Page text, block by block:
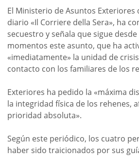
El Ministerio de Asuntos Exteriores
diario «Il Corriere della Sera», ha
secuestro y señala que sigue
momentos este asunto, que ha
«imediatamente» la unidad de
contacto con los familiares de los
Exteriores ha pedido la «máxima
la integridad física de los rehenes,
prioridad absoluta».
Según este periódico, los cuatro
haber sido traicionados por sus